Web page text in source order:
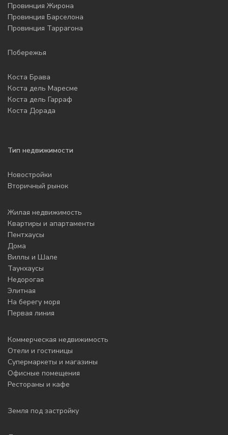
Провинция Жирона
Провинция Барселона
Провинция Таррагона
Побережья
Коста Брава
Коста дель Маресме
Коста дель Гарраф
Коста Дорада
Тип недвижимости
Новостройки
Вторичный рынок
Жилая недвижимость
Квартиры и апартаменты
Пентхаусы
Дома
Виллы и Шале
Таунхаусы
Недорогая
Элитная
На берегу моря
Первая линия
Коммерческая недвижимость
Отели и гостиницы
Супермаркеты и магазины
Офисные помещения
Рестораны и кафе
Земля под застройку